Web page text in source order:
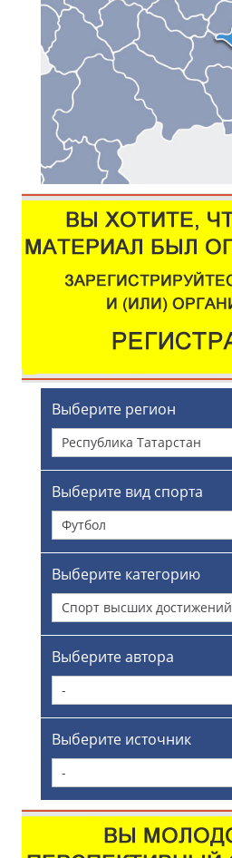
Выберите регион
Республика Татарстан
Выберите вид спорта
Футбол
Выберите категорию
Спорт высших достижений
Выберите автора
-
Выберите источник
-